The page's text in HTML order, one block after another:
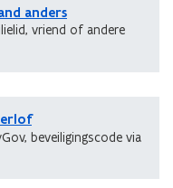
anders
vriend of andere
beveiligingscode via